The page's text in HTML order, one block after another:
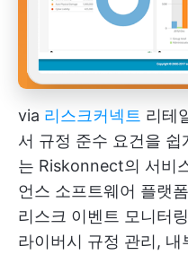
via 리스크커넥트 리테
서 규정 준수 요건을
는 Riskonnect의 서비
언스 소프트웨어 플랫
리스크 이벤트 모니터
라이버시 규정 관리,